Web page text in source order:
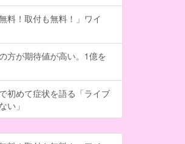
料！取付も無料！」ワイ
方が期待値が高い。1億を
初めて症状を語る「ライブ
い」